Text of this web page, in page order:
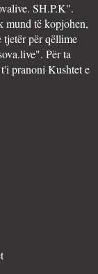
SH.P.K".
mund të kopjohen,
tjetër për qëllime
Për ta
pranoni Kushtet e